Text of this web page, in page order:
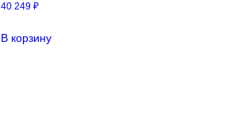
40 249₽
В корзину